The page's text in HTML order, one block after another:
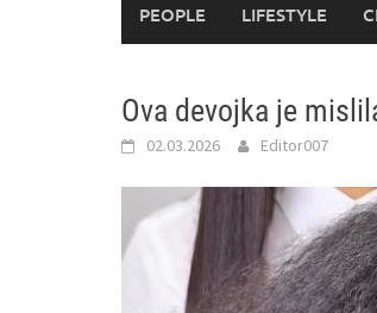
PEOPLE LIFESTYLE
Ova devojka je
02.03.2026 Editor007